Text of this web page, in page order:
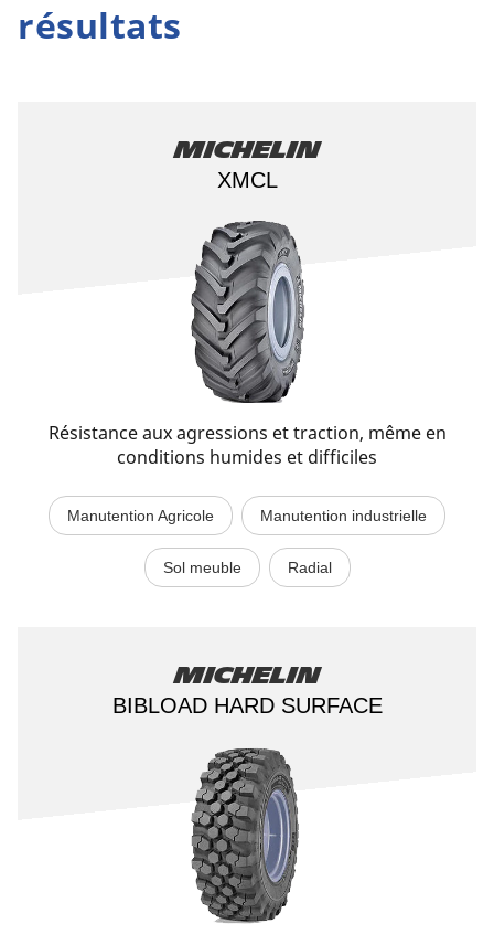
résultats
Michelin
XMCL
Résistance aux agressions et traction, même en
conditions humides et difficiles
Manutention Agricole Manutention industrielle
Sol meuble Radial
Michelin
BIBLOAD HARD SURFACE​